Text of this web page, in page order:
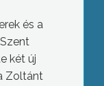
és a
két új
Zoltánt